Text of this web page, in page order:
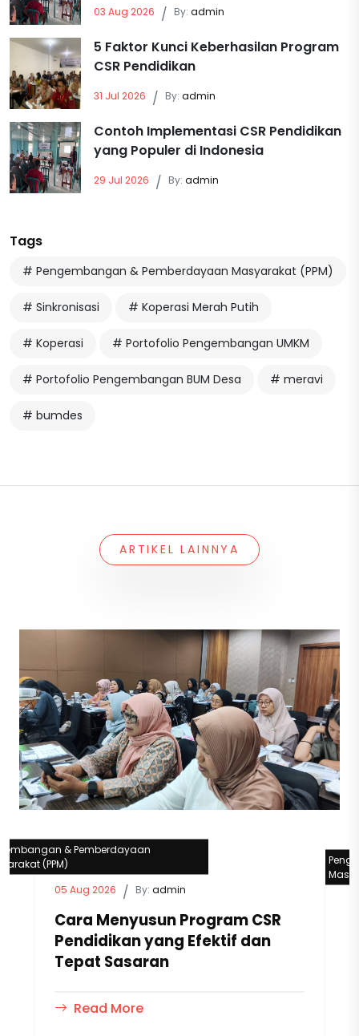
03 Aug 2026 / By: admin
5 Faktor Kunci Keberhasilan Program
CSR Pendidikan
31 Jul 2026 / By: admin
Contoh Implementasi CSR Pendidikan
yang Populer di Indonesia
29 Jul 2026 / By: admin
Tags
# Pengembangan & Pemberdayaan Masyarakat (PPM)
# Sinkronisasi # Koperasi Merah Putih
# Koperasi # Portofolio Pengembangan UMKM
# Portofolio Pengembangan BUM Desa # meravi
# bumdes
ARTIKEL LAINNYA
& Pemberdayaan
(PPM)
05 Aug 2026 / By: admin
Cara Menyusun Program CSR
Pendidikan yang Efektif dan
Tepat Sasaran
Read More